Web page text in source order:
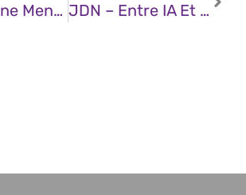
JDN – D’une Menace À Une Crise : L’IA Et La Nouvelle Vague De Fraude Documentaire JDN – Entre IA Et Quantique, 8 Menaces Cyber À Anticiper Pour 2026